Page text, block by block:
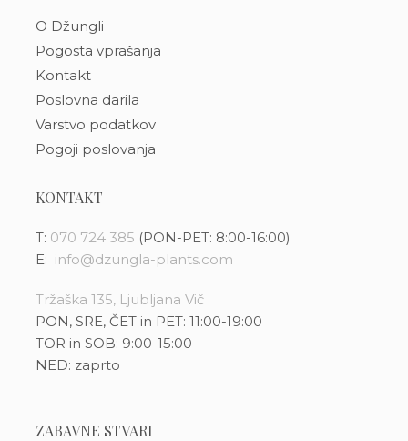
O Džungli
Pogosta vprašanja
Kontakt
Poslovna darila
Varstvo podatkov
Pogoji poslovanja
KONTAKT
T: 070 724 385 (PON-PET: 8:00-16:00)
E: info@dzungla-plants.com
Tržaška 135, Ljubljana Vič
PON, SRE, ČET in PET: 11:00-19:00
TOR in SOB: 9:00-15:00
NED: zaprto
ZABAVNE STVARI